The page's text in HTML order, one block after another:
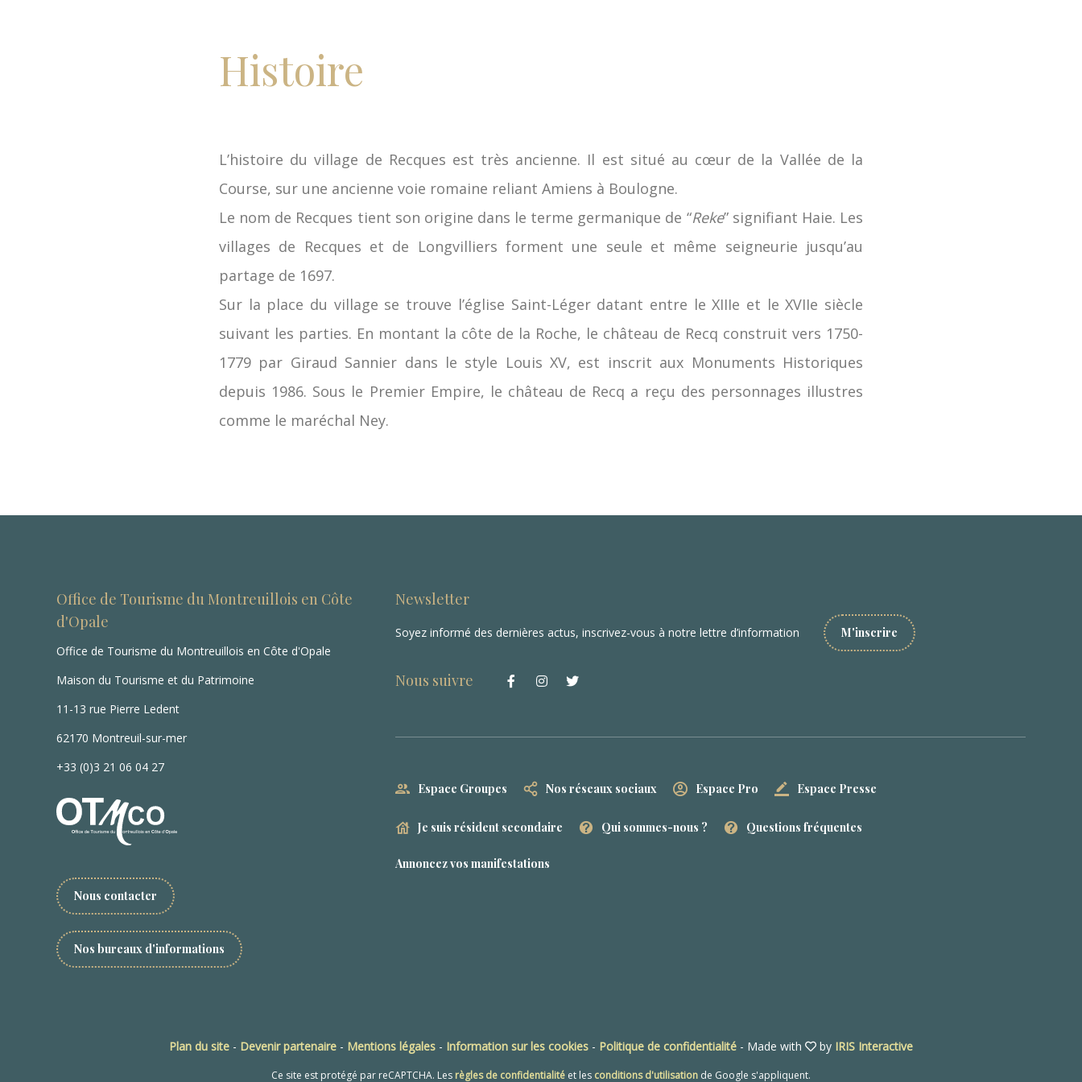
Histoire
L’histoire du village de Recques est très ancienne. Il est situé au cœur de la Vallée de la
Course, sur une ancienne voie romaine reliant Amiens à Boulogne.
Le nom de Recques tient son origine dans le terme germanique de “Reke” signifiant Haie. Les
villages de Recques et de Longvilliers forment une seule et même seigneurie jusqu’au
partage de 1697.
Sur la place du village se trouve l’église Saint-Léger datant entre le XIIIe et le XVIIe siècle
suivant les parties. En montant la côte de la Roche, le château de Recq construit vers 1750-
1779 par Giraud Sannier dans le style Louis XV, est inscrit aux Monuments Historiques
depuis 1986. Sous le Premier Empire, le château de Recq a reçu des personnages illustres
comme le maréchal Ney.
Office de Tourisme du Montreuillois en Côte
d'Opale
Office de Tourisme du Montreuillois en Côte d'Opale
Maison du Tourisme et du Patrimoine
11-13 rue Pierre Ledent
62170 Montreuil-sur-mer
+33 (0)3 21 06 04 27
Nous contacter
Nos bureaux d'informations
Newsletter
Soyez informé des dernières actus, inscrivez-vous à notre lettre d’information M'inscrire
Nous suivre
Espace Groupes Nos réseaux sociaux Espace Pro Espace Presse
Je suis résident secondaire Qui sommes-nous ? Questions fréquentes
Annoncez vos manifestations
Plan du site - Devenir partenaire - Mentions légales - Information sur les cookies - Politique de confidentialité - Made with by IRIS Interactive
Ce site est protégé par reCAPTCHA. Les règles de confidentialité et les conditions d'utilisation de Google s'appliquent.